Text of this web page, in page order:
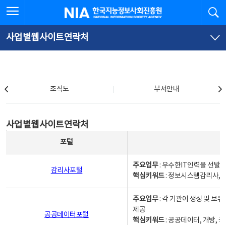
문
로
가
체
뉴
바
가
한국지능정보사회진흥원
사업별웹사이트연락처
조직도 부서안내
사업별웹사이트연락처
포털
감리사포털
주요업무: 우수한IT인력을 선발
핵심키워드: 정보시스템감리사,
공공데이터포털
주요업무: 각 기관이 생성 및 보
제공
핵심키워드: 공공데이터, 개방,